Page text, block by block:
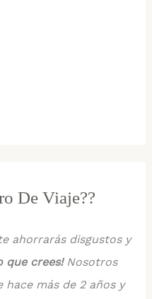
De Viaje??
ahorrarás disgustos y
que crees!Nosotros
hace más de 2 años y